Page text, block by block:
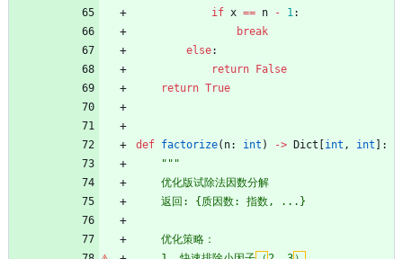
if x == n - 1:
break
else:
return
False
return True
def factorize( n: int ) -> Dict int , int
:
"""
    优化版试除法因数分解
    返回:
{ 质因数: 指数, ...}
    优化策略：